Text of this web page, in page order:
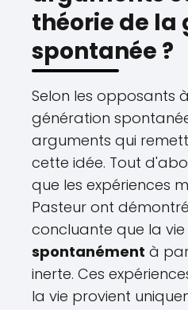
théorie de la
spontanée ?
Selon les opposants
génération
arguments qui
cette idée. Tout
que les expériences
Pasteur ont
concluante que la
spontanément à
inerte. Ces
la vie provient